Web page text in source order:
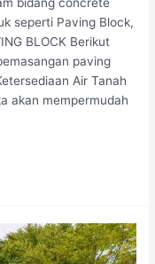
seperti Paving Block,
BLOCK Berikut
paving
Air Tanah
akan mempermudah